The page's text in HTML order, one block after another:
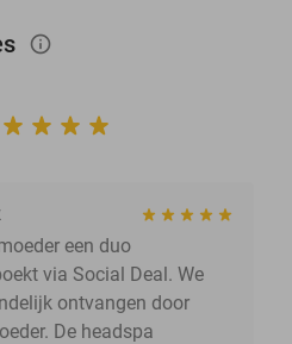
info_outlined
een duo
via Social Deal. We
ontvangen door
De headspa